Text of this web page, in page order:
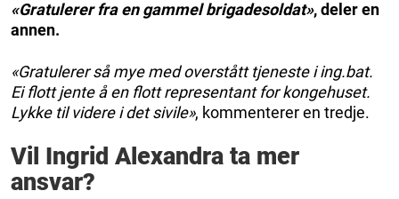
«Gratulerer fra en gammel brigadesoldat», deler en
annen.
«Gratulerer så mye med overstått tjeneste i ing.bat.
Ei flott jente å en flott representant for kongehuset.
Lykke til videre i det sivile», kommenterer en tredje.
Vil Ingrid Alexandra ta mer
ansvar?